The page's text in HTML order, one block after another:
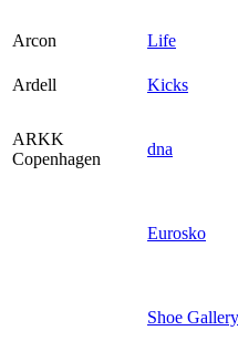
Arcon
Life
Ardell
Kicks
ARKK
Copenhagen
dna
Eurosko
Shoe Gallery